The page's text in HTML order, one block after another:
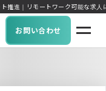
推進｜リモートワーク可能な求
お問い合わせ